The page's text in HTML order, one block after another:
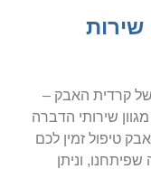
קרדית האבק –
שירותי הדברה
טיפול זמין לכם
וניתן